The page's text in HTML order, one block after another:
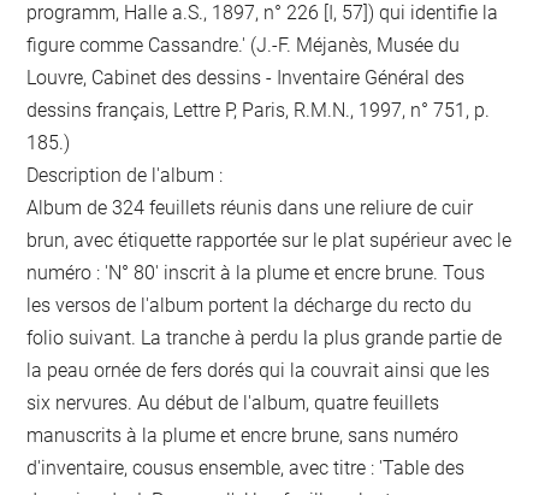
programm, Halle a.S., 1897, n° 226 [I, 57]) qui identifie la
figure comme Cassandre.' (J.-F. Méjanès, Musée du
Louvre, Cabinet des dessins - Inventaire Général des
dessins français, Lettre P, Paris, R.M.N., 1997, n° 751, p.
185.)
Description de l'album :
Album de 324 feuillets réunis dans une reliure de cuir
brun, avec étiquette rapportée sur le plat supérieur avec le
numéro : 'N° 80' inscrit à la plume et encre brune. Tous
les versos de l'album portent la décharge du recto du
folio suivant. La tranche à perdu la plus grande partie de
la peau ornée de fers dorés qui la couvrait ainsi que les
six nervures. Au début de l'album, quatre feuillets
manuscrits à la plume et encre brune, sans numéro
d'inventaire, cousus ensemble, avec titre : 'Table des